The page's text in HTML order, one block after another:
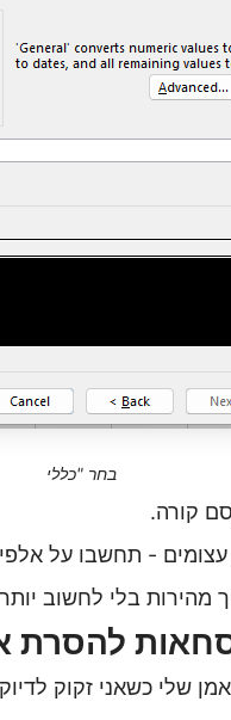
בחר "כללי
קורה.
- תחשבו על אלפי
מהירות בלי לחשוב
שלי כשאני זקוק